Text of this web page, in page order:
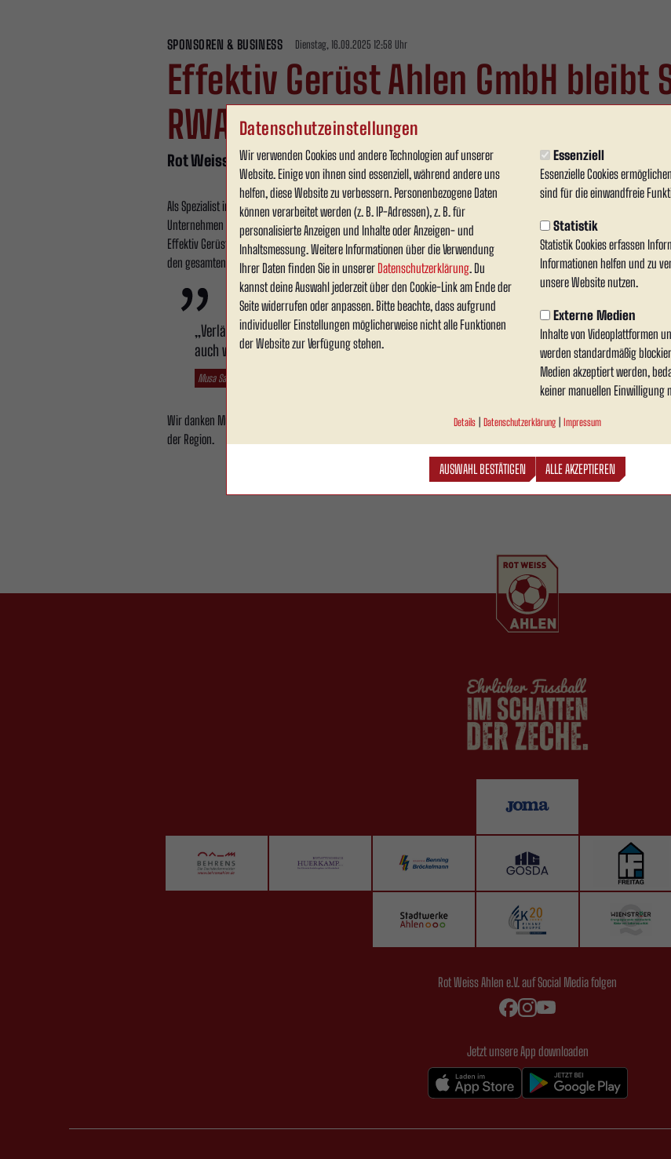
Datenschutzeinstellungen
Wir verwenden Cookies und andere Technologien auf unserer
Website. Einige von ihnen sind essenziell, während andere uns
helfen, diese Website zu verbessern. Personenbezogene Daten
können verarbeitet werden (z. B. IP-Adressen), z. B. für
personalisierte Anzeigen und Inhalte oder Anzeigen- und
Inhaltsmessung. Weitere Informationen über die Verwendung
Ihrer Daten finden Sie in unserer Datenschutzerklärung. Du
kannst deine Auswahl jederzeit über den Cookie-Link am Ende der
Seite widerrufen oder anpassen. Bitte beachte, dass aufgrund
individueller Einstellungen möglicherweise nicht alle Funktionen
der Website zur Verfügung stehen.
Essenziell
Essenzielle Cookies
sind für die einwandfreie
Statistik
Statistik Cookies erfassen
Informationen helfen und zu
unsere Website nutzen.
Externe Medien
Inhalte von Videoplattformen
werden standardmäßig
Medien akzeptiert werden,
keiner manuellen Einwilligung
Details Datenschutzerklärung Impressum
AUSWAHL BESTÄTIGEN ALLE AKZEPTIEREN
SPONSOREN & BUSINESS Dienstag, 16.09.2025 12:58 Uhr
Effektiv Gerüst Ahlen GmbH bleibt
RWA
Rot Weiss Ahlen freut sich sehr über die Fortsetzung der erfolgreichen
Als Spezialist im Gerüstbau überzeugt Effektiv Gerüst Ahlen durch maßgeschneiderte Lösungen, höchste
Unternehmen begleitet Bauprojekte von der ersten Planung bis zum letzten Handgriff – immer mit dem Ziel, individuelle
Effektiv Gerüst steht für Erfahrung, Kompetenz und Professionalität im Gerüstbau. Ob Neubau, Sanierung oder
den gesamten Prozess und legt dabei größten Wert auf Sicherheit.
„Verlässlichkeit ist die Basis jeder starken Partnerschaft – ob am Bau oder im Sport. Deshalb
auch weiterhin fortzusetzen.“
Musa Sagculu, Geschäftsführer der Effektiv Gerüst Ahlen GmbH
Wir danken Musa Sagculu und seinem Team für das Vertrauen und die Treue – und freuen uns auf eine weiterhin starke
der Region.
Rot Weiss Ahlen e.V. auf Social Media folgen
Jetzt unsere App downloaden